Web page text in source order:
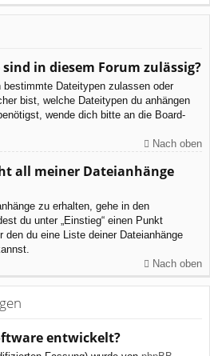
in diesem Forum zulässig?
bestimmte Dateitypen zulassen oder
bist, welche Dateitypen du anhängen
wende dich bitte an die Board-
Nach oben
all meiner Dateianhänge
zu erhalten, gehe in den
du unter „Einstieg“ einen Punkt
den du eine Liste deiner Dateianhänge
Nach oben
entwickelt?